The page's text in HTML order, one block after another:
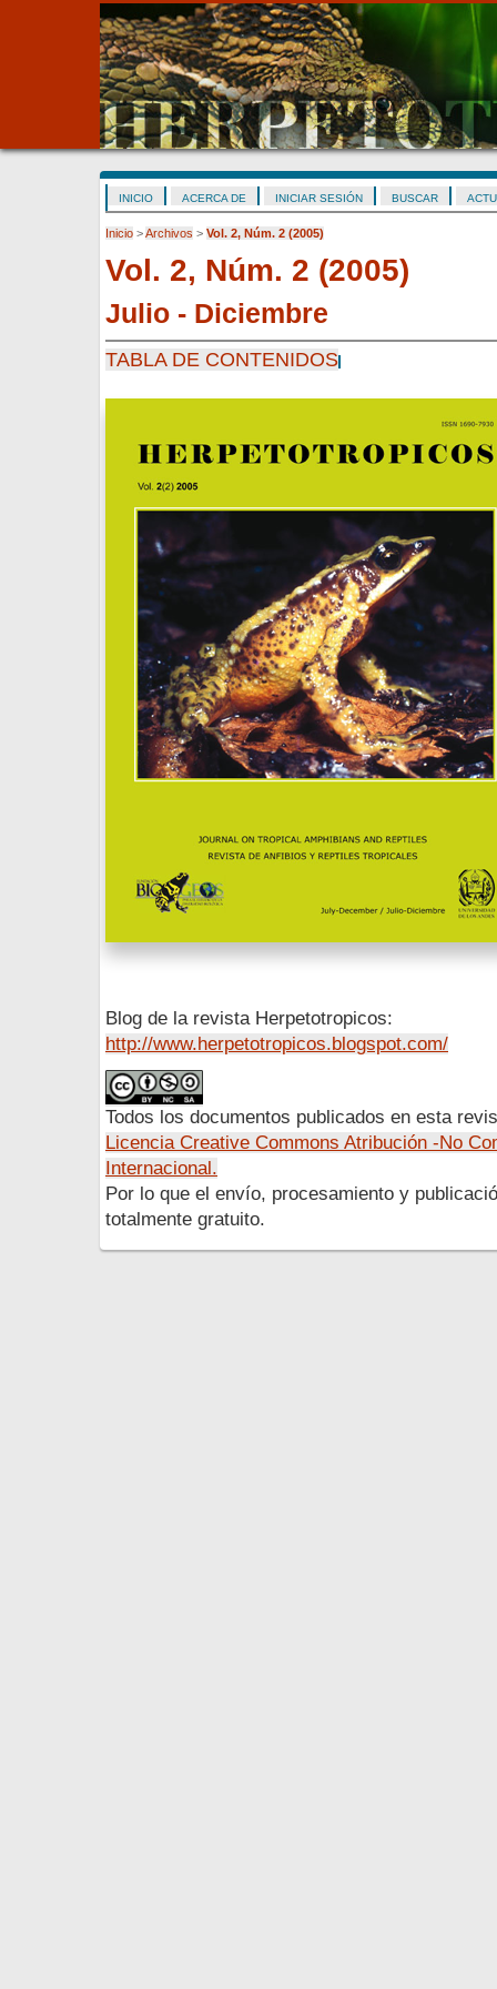
INICIO ACERCA DE INICIAR SESIÓN BUSCAR
Inicio >Archivos > Vol. 2, Núm. 2 (2005)
Vol. 2, Núm. 2 (2005)
Julio - Diciembre
TABLA DE CONTENIDOS
Blog de la revista Herpetotropicos:
http://www.herpetotropicos.blogspot.com/
Todos los documentos publicados en esta
Licencia Creative Commons Atribución -No
Internacional.
Por lo que el envío, procesamiento y
totalmente gratuito.